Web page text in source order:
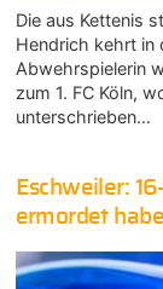
Die aus Kettenis
Hendrich kehrt in
Abwehrspielerin
zum 1. FC Köln,
unterschrieben…
Eschweiler:
ermordet